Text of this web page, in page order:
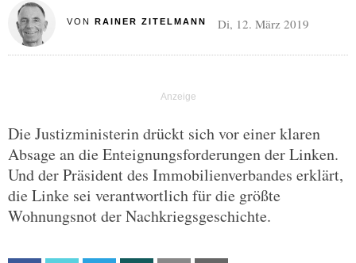
VON RAINER ZITELMANN Di, 12. März 2019
Die Justizministerin drückt sich vor einer klaren
Absage an die Enteignungsforderungen der Linken.
Und der Präsident des Immobilienverbandes erklärt,
die Linke sei verantwortlich für die größte
Wohnungsnot der Nachkriegsgeschichte.